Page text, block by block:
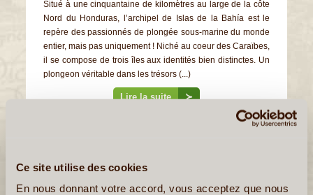
Ce site utilise des cookies
En nous donnant votre accord, vous acceptez que nous
Situé à une cinquantaine de kilomètres au large de la côte
Nord du Honduras, l’archipel de Islas de la Bahía est le
repère des passionnés de plongée sous-marine du monde
entier, mais pas uniquement ! Niché au coeur des Caraïbes,
il se compose de trois îles aux identités bien distinctes. Un
plongeon véritable dans les trésors (...)
Lire la suite ≻